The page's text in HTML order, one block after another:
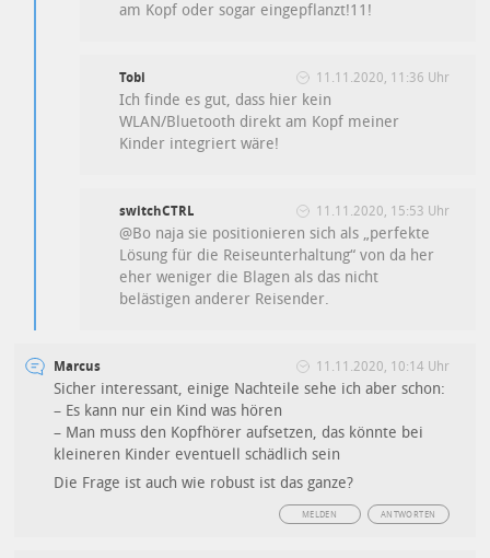
am Kopf oder sogar eingepflanzt!11!
Tobi 11.11.2020, 11:36 Uhr
Ich finde es gut, dass hier kein
WLAN/Bluetooth direkt am Kopf meiner
Kinder integriert wäre!
switchCTRL 11.11.2020, 15:53 Uhr
@Bo naja sie positionieren sich als „perfekte
Lösung für die Reiseunterhaltung“ von da her
eher weniger die Blagen als das nicht
belästigen anderer Reisender.
Marcus 11.11.2020, 10:14 Uhr
Sicher interessant, einige Nachteile sehe ich aber schon:
– Es kann nur ein Kind was hören
– Man muss den Kopfhörer aufsetzen, das könnte bei
kleineren Kinder eventuell schädlich sein
Die Frage ist auch wie robust ist das ganze?
ANTWORTEN
MELDEN